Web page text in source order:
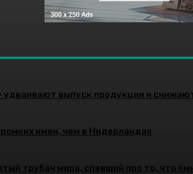
выпуск продукции и
имен, чем в Нидерландах
трубач мира, спевший про то, что